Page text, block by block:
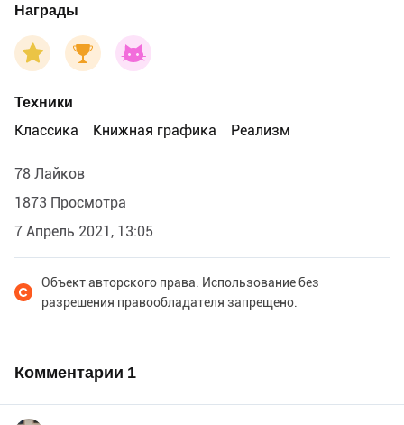
Награды
Техники
Классика
Книжная графика Реализм
78 Лайков
1873 Просмотра
7 Апрель 2021, 13:05
Объект авторского права. Использование без
разрешения правообладателя запрещено.
Комментарии 1